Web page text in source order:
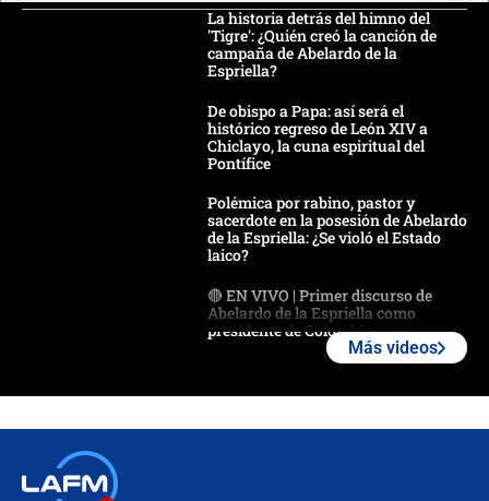
La historia detrás del himno del
'Tigre': ¿Quién creó la canción de
campaña de Abelardo de la
Espriella?
De obispo a Papa: así será el
histórico regreso de León XIV a
Chiclayo, la cuna espiritual del
Pontífice
Polémica por rabino, pastor y
sacerdote en la posesión de Abelardo
de la Espriella: ¿Se violó el Estado
laico?
🔴 EN VIVO | Primer discurso de
Abelardo de la Espriella como
presidente de Colombia
Más videos